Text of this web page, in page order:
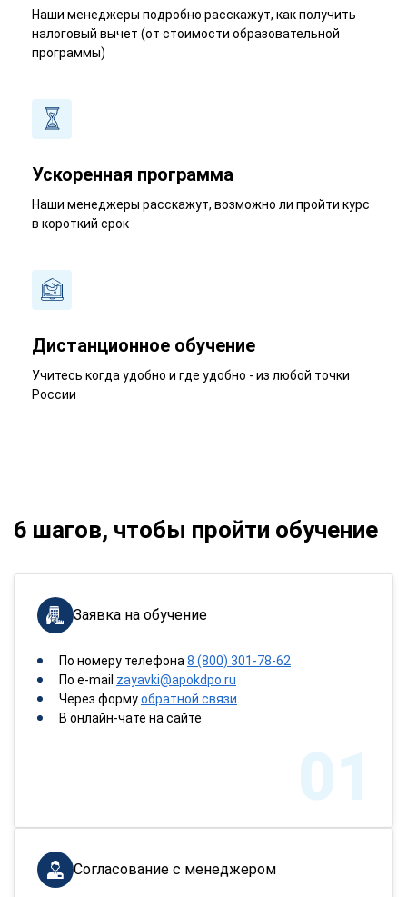
Наши менеджеры подробно расскажут, как получить
налоговый вычет (от стоимости образовательной
программы)
Ускоренная программа
Наши менеджеры расскажут, возможно ли пройти курс
в короткий срок
Дистанционное обучение
Учитесь когда удобно и где удобно - из любой точки
России
6 шагов, чтобы пройти обучение
Заявка на обучение
По номеру телефона 8 (800) 301-78-62
По e-mail zayavki@apokdpo.ru
Через формуобратной связи
В онлайн-чате на сайте
01
Согласование с менеджером